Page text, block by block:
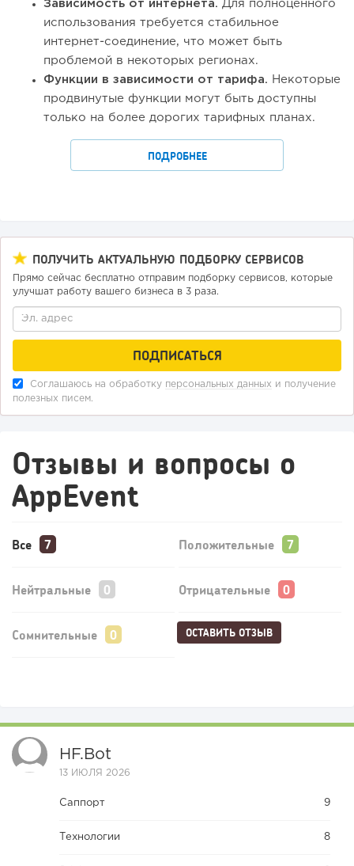
Зависимость от интернета. Для полноценного
использования требуется стабильное
интернет-соединение, что может быть
проблемой в некоторых регионах.
Функции в зависимости от тарифа. Некоторые
продвинутые функции могут быть доступны
только на более дорогих тарифных планах.
ПОДРОБНЕЕ
ПОЛУЧИТЬ АКТУАЛЬНУЮ ПОДБОРКУ СЕРВИСОВ
Прямо сейчас бесплатно отправим подборку сервисов, которые
улучшат работу вашего бизнеса в 3 раза.
Соглашаюсь на обработку персональных данных и получение
полезных писем.
Отзывы и вопросы о
AppEvent
Все Положительные
Нейтральные Отрицательные
Сомнительные ОСТАВИТЬ ОТЗЫВ
HF.bot
13 ИЮЛЯ 2026
Саппорт 9
Технологии 8